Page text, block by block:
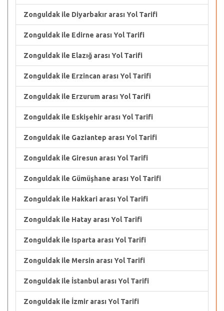
Zonguldak ile Diyarbakır arası Yol Tarifi
Zonguldak ile Edirne arası Yol Tarifi
Zonguldak ile Elazığ arası Yol Tarifi
Zonguldak ile Erzincan arası Yol Tarifi
Zonguldak ile Erzurum arası Yol Tarifi
Zonguldak ile Eskişehir arası Yol Tarifi
Zonguldak ile Gaziantep arası Yol Tarifi
Zonguldak ile Giresun arası Yol Tarifi
Zonguldak ile Gümüşhane arası Yol Tarifi
Zonguldak ile Hakkari arası Yol Tarifi
Zonguldak ile Hatay arası Yol Tarifi
Zonguldak ile Isparta arası Yol Tarifi
Zonguldak ile Mersin arası Yol Tarifi
Zonguldak ile İstanbul arası Yol Tarifi
Zonguldak ile İzmir arası Yol Tarifi